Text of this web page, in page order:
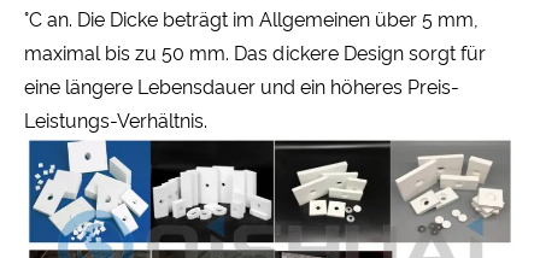
°C an. Die Dicke beträgt im Allgemeinen über 5 mm,
maximal bis zu 50 mm. Das dickere Design sorgt für
eine längere Lebensdauer und ein höheres Preis-
Leistungs-Verhältnis.